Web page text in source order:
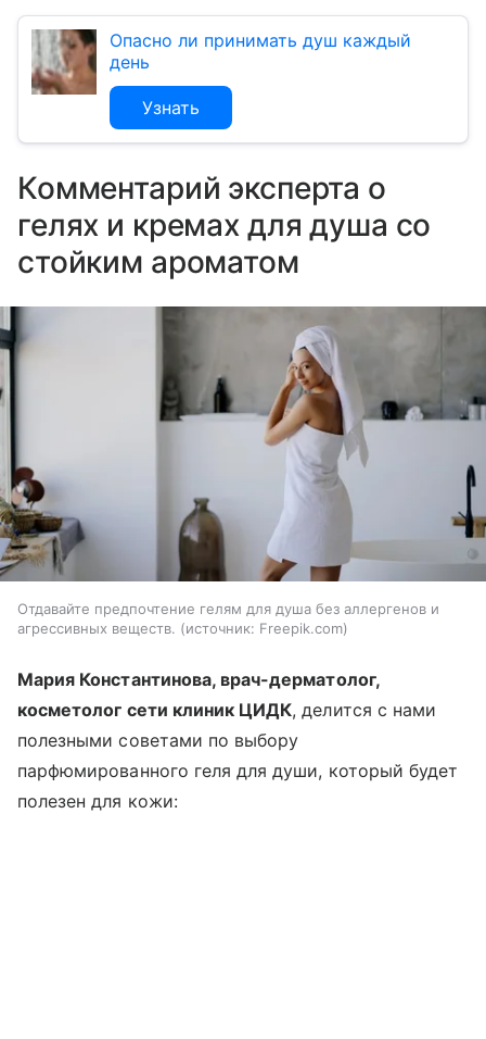
Опасно ли принимать душ каждый
день
Узнать
Комментарий эксперта о
гелях и кремах для душа со
стойким ароматом
Отдавайте предпочтение гелям для душа без аллергенов и
агрессивных веществ.
источник: Freepik.com
Мария Константинова, врач-дерматолог,
косметолог сети клиник ЦИДК, делится с нами
полезными советами по выбору
парфюмированного геля для души, который будет
полезен для кожи: